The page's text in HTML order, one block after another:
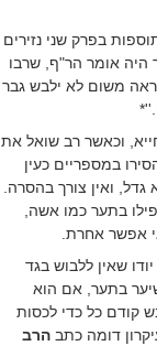
בפרק שני נזירים
היה אומר הר"ף, שרבו
משום לא ילבש גבר
*
וכאשר רב שואל את
במספריים כעין
ואין צורך בהסרה.
בתער כמו אשה,
אפשר אחרת.
שאין ללבוש בגד
בתער, אם הוא
קודם כל כדי לכסות
דומה כתב הרב